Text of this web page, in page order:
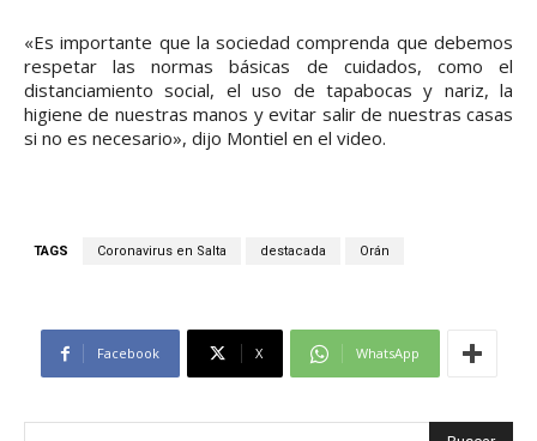
«Es importante que la sociedad comprenda que debemos
respetar las normas básicas de cuidados, como el
distanciamiento social, el uso de tapabocas y nariz, la
higiene de nuestras manos y evitar salir de nuestras casas
si no es necesario», dijo Montiel en el video.
TAGS Coronavirus en Salta destacada Orán
Facebook X WhatsApp